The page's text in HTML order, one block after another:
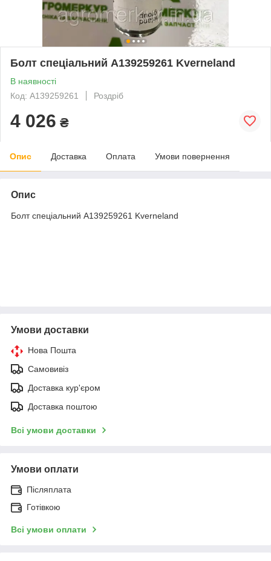
Болт спеціальний A139259261 Kverneland
В наявності
Код: A139259261
Роздріб
4 026 ₴
Опис Доставка Оплата Умови повернення
Опис
Болт спеціальний A139259261 Kverneland
Умови доставки
Нова Пошта
Самовивіз
Доставка кур'єром
Доставка поштою
Всі умови доставки
Умови оплати
Післяплата
Готівкою
Всі умови оплати